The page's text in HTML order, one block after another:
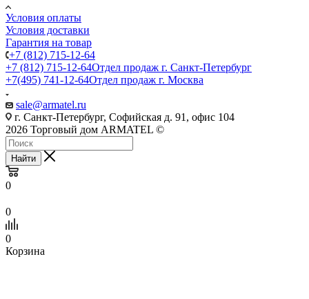
Условия оплаты
Условия доставки
Гарантия на товар
+7 (812) 715-12-64
+7 (812) 715-12-64Отдел продаж г. Санкт-Петербург
+7(495) 741-12-64Отдел продаж г. Москва
sale@armatel.ru
г. Санкт-Петербург, Софийская д. 91, офис 104
2026 Торговый дом ARMATEL ©
Найти
0
0
0
Корзина